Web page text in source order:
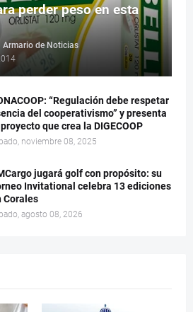
perder peso en esta
Armario de Noticias
“Regulación debe respetar
del cooperativismo” y presenta
que crea la DIGECOOP
noviembre 08, 2025
jugará golf con propósito: su
Invitational celebra 13 ediciones
Corales
agosto 08, 2026